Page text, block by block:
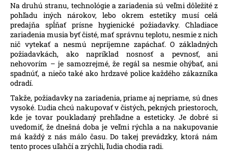
Na druhú stranu, technológie a zariadenia sú veľmi dôležité z
pohľadu iných nárokov, lebo okrem estetiky musí celá
predajňa spĺňať prísne hygienické požiadavky. Chladiace
zariadenia musia byť čisté, mať správnu teplotu, nesmie z nich
nič vytekať a nesmú nepríjemne zapáchať. O základných
požiadavkách, ako napríklad nosnosť a pevnosť, ani
nehovorím – je samozrejmé, že regál sa nesmie ohýbať, ani
spadnúť, a niečo také ako hrdzavé police každého zákazníka
odradí.
Takže, požiadavky na zariadenia, priame aj nepriame, sú dnes
vysoké. Ľudia chcú nakupovať v čistých, pekných priestoroch,
kde je tovar poukladaný prehľadne a esteticky. Je dobré si
uvedomiť, že dnešná doba je veľmi rýchla a na nakupovanie
má každý z nás málo času. Do takej prevádzky, ktorá nám
tento proces uľahčí a zrýchli, ľudia chodia radi.